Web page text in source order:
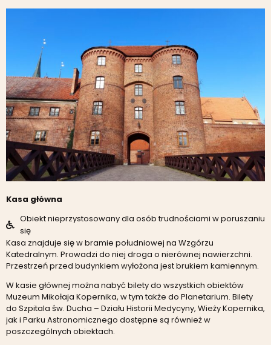
Kasa główna
Obiekt nieprzystosowany dla osób trudnościami w poruszaniu
się
Kasa znajduje się w bramie południowej na Wzgórzu
Katedralnym. Prowadzi do niej droga o nierównej nawierzchni.
Przestrzeń przed budynkiem wyłożona jest brukiem kamiennym.
W kasie głównej można nabyć bilety do wszystkich obiektów
Muzeum Mikołaja Kopernika, w tym także do Planetarium. Bilety
do Szpitala św. Ducha – Działu Historii Medycyny, Wieży Kopernika,
jak i Parku Astronomicznego dostępne są również w
poszczególnych obiektach.